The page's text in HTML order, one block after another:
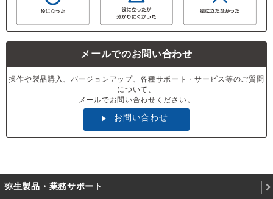
メールでのお問い合わせ
操作や製品購入、バージョンアップ、各種サポート・サービス等のご質問
について、
メールでお問い合わせください。
お問い合わせ
弥生製品・業務サポート